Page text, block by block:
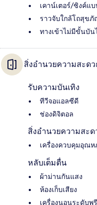
เคาน์เตอร์/ซิงค์แบ
ราวจับใกล้โถสุข
ทางเข้าไม่มีขั้นบัน
สิ่งอำนวยความสะด
รับความบันเทิง
ทีวีจอแอลซีดี
ช่องดิจิตอล
สิ่งอำนวยความสะ
เครื่องควบคุมอุณ
หลับเต็มตื่น
ผ้าม่านกันแสง
ห้องเก็บเสียง
เครื่องนอนระดับพ